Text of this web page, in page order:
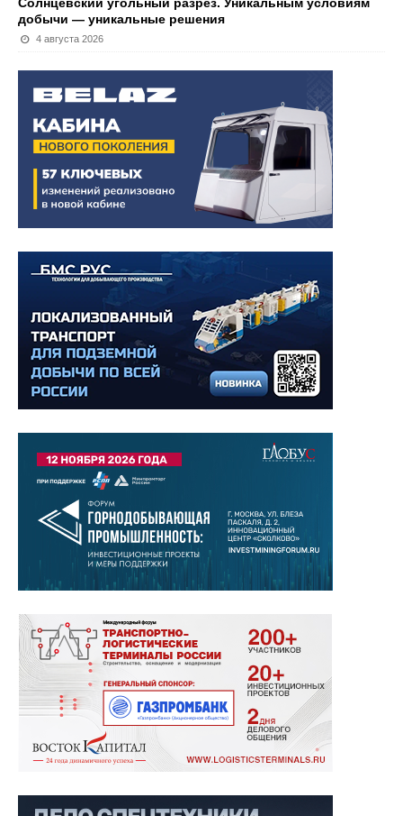
добычи — уникальные решения
4 августа 2026